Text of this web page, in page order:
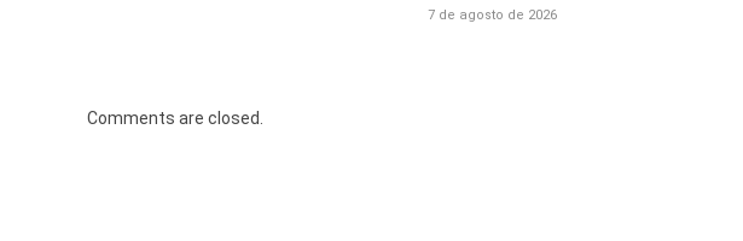
7 de agosto de 2026
Comments are closed.